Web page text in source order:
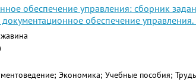
обеспечение управления: сборник
обеспечение
Экономика; Учебные пособия;